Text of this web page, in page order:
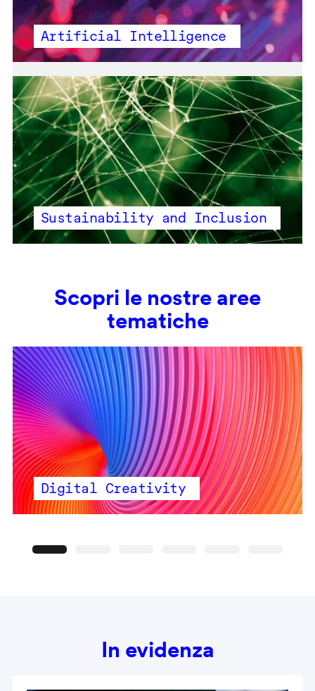
Artificial Intelligence
Sustainability and Inclusion
Scopri le nostre aree
tematiche
Digital Creativity
In evidenza